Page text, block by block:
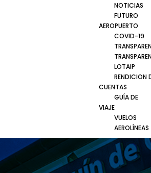
NOTICIAS
FUTURO
AEROPUERTO
COVID-19
LOTAIP
RENDICION
CUENTAS
GUÍA DE
VIAJE
VUELOS
AEROLÍNEAS